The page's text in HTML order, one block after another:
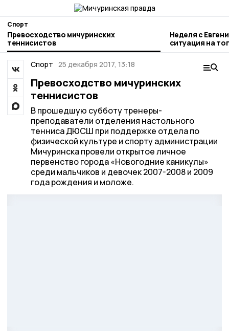
Спорт
Превосходство мичуринских
теннисистов
Неделя с
ситуация на
городе и
Спорт 25 декабря 2017, 13:18
Превосходство мичуринских
теннисистов
В прошедшую субботу тренеры-
преподаватели отделения настольного
тенниса ДЮСШ при поддержке отдела по
физической культуре и спорту администрации
Мичуринска провели открытое личное
первенство города «Новогодние каникулы»
среди мальчиков и девочек 2007-2008 и 2009
года рождения и моложе.